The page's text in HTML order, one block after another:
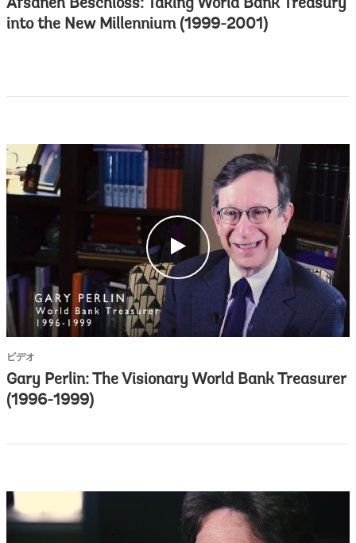
Afsaneh Beschloss: Taking World Bank Treasury
into the New Millennium (1999-2001)
c
l
i
ビデオ
Gary Perlin: The Visionary World Bank Treasurer
(1996-1999)